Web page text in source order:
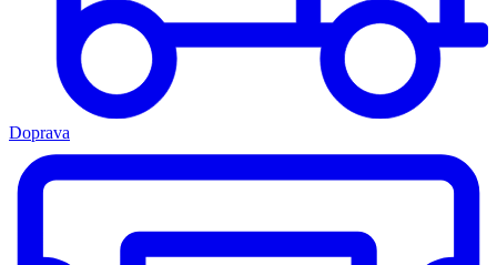
Doprava